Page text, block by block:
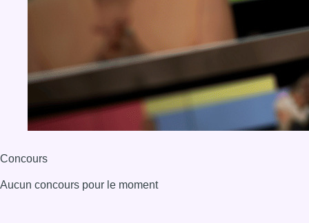
Concours
Aucun concours pour le moment